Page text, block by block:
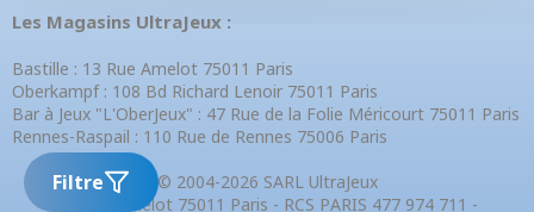
Filtre
Les Magasins UltraJeux :
Bastille : 13 Rue Amelot 75011 Paris
Oberkampf : 108 Bd Richard Lenoir 75011 Paris
Bar à Jeux "L'OberJeux" : 47 Rue de la Folie Méricourt 75011 Paris
Rennes-Raspail : 110 Rue de Rennes 75006 Paris
© 2004-2026 SARL UltraJeux
13 Rue Amelot 75011 Paris - RCS PARIS 477 974 711 -